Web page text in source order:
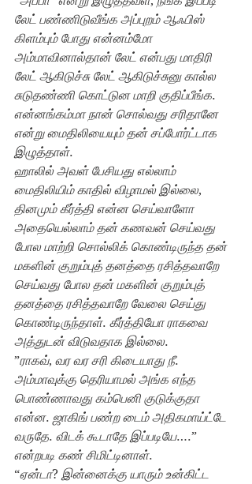
லேட் பண்ணிடுவீங்க அப்புறம் ஆஃபிஸ்
கிளம்பும் போது என்னம்மோ
அம்மாவினால்தான் லேட் என்பது மாதிரி
லேட் ஆகிடுச்சு லேட் ஆகிடுச்சுனு கால்ல
சுடுதண்ணி கொட்டுன மாறி குதிப்பீங்க.
என்னங்கம்மா நான் சொல்வது சரிதானே
என்று மைதிலியையும் தன் சப்போர்ட்டாக
இழுத்தாள்.
ஹாலில் அவள் பேசியது எல்லாம்
மைதிலியிம் காதில் விழாமல் இல்லை,
தினமும் கீர்த்தி என்ன செய்வாளோ
அதையெல்லாம் தன் கணவன் செய்வது
போல மாற்றி சொல்லிக் கொண்டிருந்த தன்
மகளின் குறும்புத் தனத்தை ரசித்தவாறே
செய்வது போல தன் மகளின் குறும்புத்
தனத்தை ரசித்தவாறே வேலை செய்து
கொண்டிருந்தாள். கீர்த்தியோ ராகவை
அத்துடன் விடுவதாக இல்லை.
”ராகவ், வர வர சரி கிடையாது நீ.
அம்மாவுக்கு தெரியாமல் அங்க எந்த
பொண்ணாவது கம்பெனி குடுக்குதா
என்ன. ஜாகிங் பண்ற டைம் அதிகமாய்ட்டே
வருதே. விடக் கூடாதே இப்படியே….”
என்றபடி கண் சிமிட்டினாள்.
“ஏன்டா? இன்னைக்கு யாரும் உன்கிட்ட